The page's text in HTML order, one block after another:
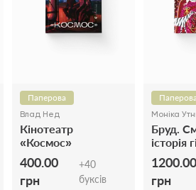
Паперова
Влад Нед
Кінотеатр
«Космос»
400.00
грн
+40
буксів
Паперова
Моніка
Бруд.
історія
1200.00
грн